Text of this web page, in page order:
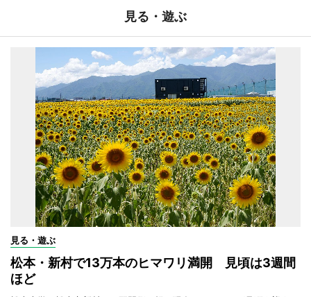
見る・遊ぶ
見る・遊ぶ
松本・新村で13万本のヒマワリ満開 見頃は3週間
ほど